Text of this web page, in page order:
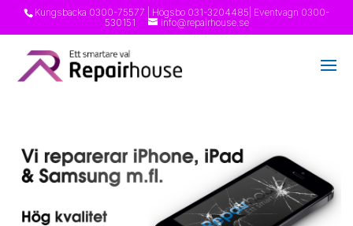
Kungsbacka 0300-75577 | Högsbo 031-3204485 | Eventvagn 0300-
530151
info@repairhouse.se